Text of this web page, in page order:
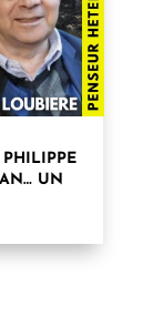
PHILIPPE
UN